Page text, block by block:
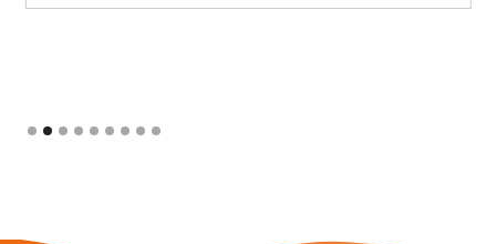
Slide 2 of 9.